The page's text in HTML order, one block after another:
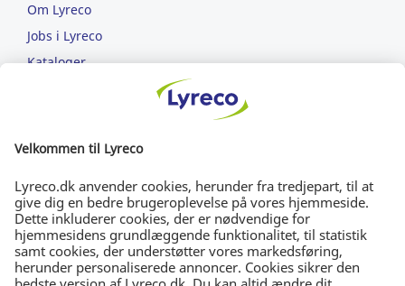
Om Lyreco
Jobs i Lyreco
Kataloger
Læs om ansvarlighed
ET NEMMERE ARBEJDSLIV
FRI FRAGT
Bestil for min. 699 kr.
DAG-TIL-DAG-LEVERING
Bestil inden kl. 15.30